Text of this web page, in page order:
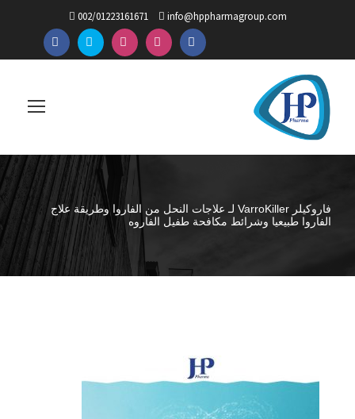
002/01223161671 info@hppharmagroup.com
فاروكيلر VarroKiller لـ علاجات النحل من الفاروا وطريقة علاج
الفاروا طبيعيا وشرائط مكافحة طفيل الفاروه